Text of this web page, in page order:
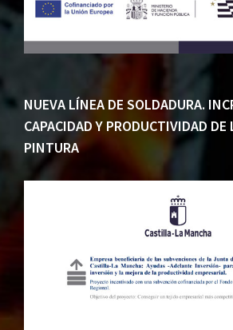
NUEVA LÍNEA DE SOLDADURA.
CAPACIDAD Y PRODUCTIVIDAD DE
PINTURA